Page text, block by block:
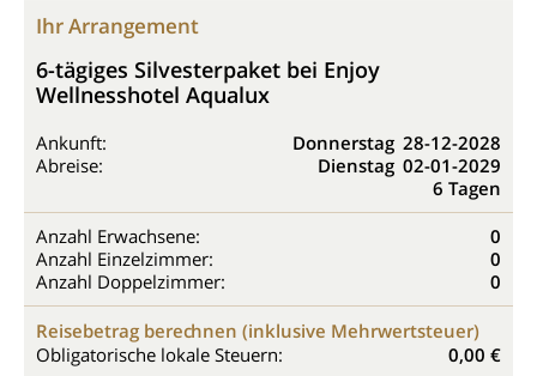
Ihr Arrangement
6-tägiges Silvesterpaket bei Enjoy
Wellnesshotel Aqualux
Ankunft: Donnerstag 28-12-2028
Abreise:
Dienstag 02-01-2029
6 Tagen
Anzahl Erwachsene:
0
Anzahl Einzelzimmer:
0
Anzahl Doppelzimmer:
0
Reisebetrag berechnen (inklusive Mehrwertsteuer)
Obligatorische lokale Steuern:
0,00 €